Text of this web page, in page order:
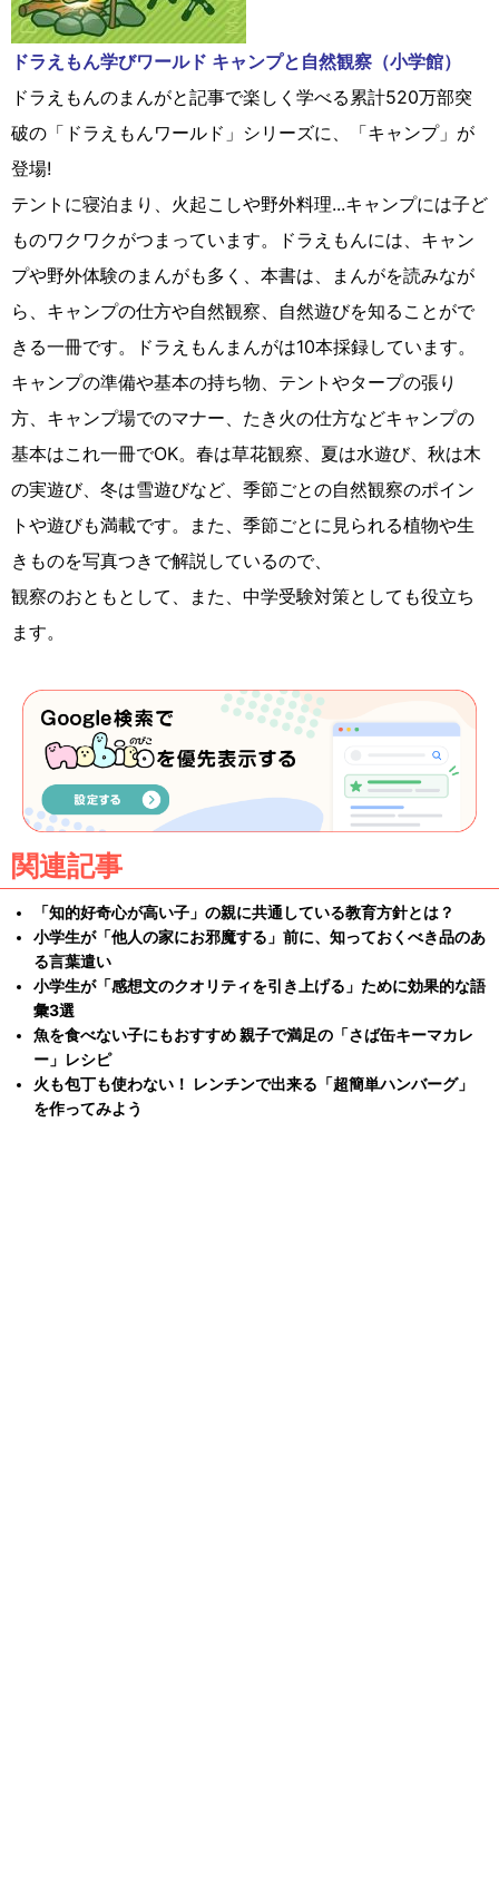
ドラえもん学びワールド キャンプと自然観察（小学館）
ドラえもんのまんがと記事で楽しく学べる累計520万部突
破の「ドラえもんワールド」シリーズに、「キャンプ」が
登場!
テントに寝泊まり、火起こしや野外料理...キャンプには子ど
ものワクワクがつまっています。ドラえもんには、キャン
プや野外体験のまんがも多く、本書は、まんがを読みなが
ら、キャンプの仕方や自然観察、自然遊びを知ることがで
きる一冊です。ドラえもんまんがは10本採録しています。
キャンプの準備や基本の持ち物、テントやタープの張り
方、キャンプ場でのマナー、たき火の仕方などキャンプの
基本はこれ一冊でOK。春は草花観察、夏は水遊び、秋は木
の実遊び、冬は雪遊びなど、季節ごとの自然観察のポイン
トや遊びも満載です。また、季節ごとに見られる植物や生
きものを写真つきで解説しているので、
観察のおともとして、また、中学受験対策としても役立ち
ます。
関連記事
「知的好奇心が高い子」の親に共通している教育方針とは？
小学生が「他人の家にお邪魔する」前に、知っておくべき品のあ
る言葉遣い
小学生が「感想文のクオリティを引き上げる」ために効果的な語
彙3選
魚を食べない子にもおすすめ 親子で満足の「さば缶キーマカレ
ー」レシピ
火も包丁も使わない！ レンチンで出来る「超簡単ハンバーグ」
を作ってみよう